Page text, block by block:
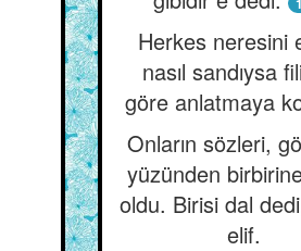
Herkes neresini
nasıl sandıysa
göre anlatmaya
Onların sözleri,
yüzünden birbirine
oldu. Birisi dal
elif.